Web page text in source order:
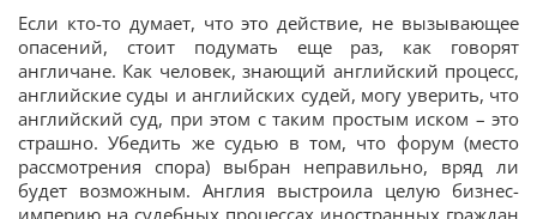
Если кто-то думает, что это действие, не вызывающее
опасений, стоит подумать еще раз, как говорят
англичане. Как человек, знающий английский процесс,
английские суды и английских судей, могу уверить, что
английский суд, при этом с таким простым иском – это
страшно. Убедить же судью в том, что форум (место
рассмотрения спора) выбран неправильно, вряд ли
будет возможным. Англия выстроила целую бизнес-
империю на судебных процессах иностранных граждан